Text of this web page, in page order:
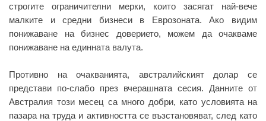
строгите ограничителни мерки, които засягат най-вече
малките и средни бизнеси в Еврозоната. Ако видим
понижаване на бизнес доверието, можем да очакваме
понижаване на единната валута.
Противно на очакванията, австралийският долар се
представи по-слабо през вчерашната сесия. Данните от
Австралия този месец са много добри, като условията на
пазара на труда и активността се възстановяват, след като